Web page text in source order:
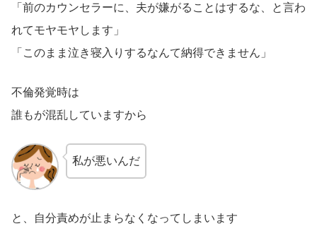
「前のカウンセラーに、夫が嫌がることはするな、と言わ
れてモヤモヤします」
「このまま泣き寝入りするなんて納得できません」
不倫発覚時は
誰もが混乱していますから
私が悪いんだ
と、自分責めが止まらなくなってしまいます